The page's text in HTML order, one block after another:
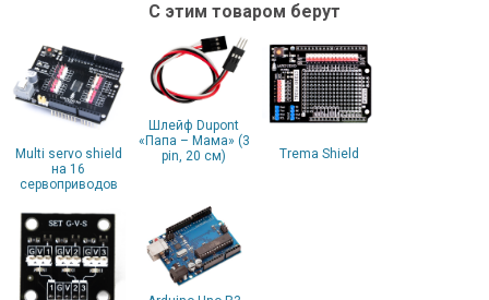
С этим товаром берут
Multi servo shield
на 16
сервоприводов
Шлейф Dupont
«Папа – Мама» (3
pin, 20 см)
Trema Shield